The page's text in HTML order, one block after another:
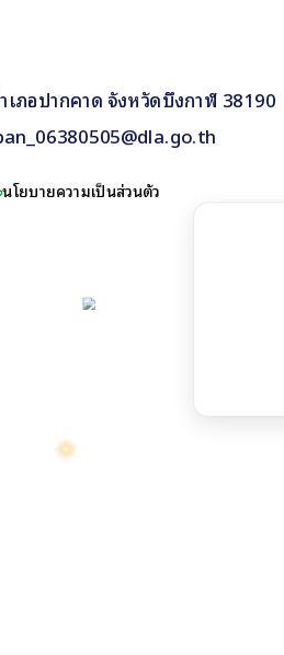
ภอปากคาด จังหวัดบึงกาฬ 38190
นโยบายความเป็นส่วนตัว